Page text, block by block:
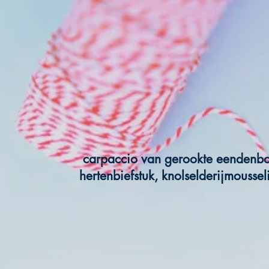
carpaccio van gerookte
hertenbiefstuk,